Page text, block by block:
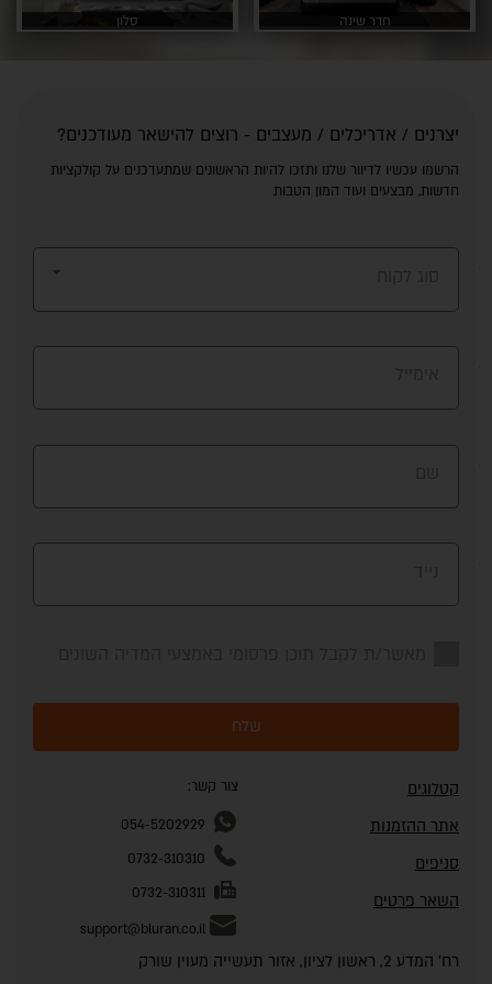
חדר שינה סלון
יצרנים / אדריכלים / מעצבים - רוצים להישאר מעודכנים?
הרשמו עכשיו לדיוור שלנו ותזכו להיות הראשונים שמתעדכנים על קולקציות
חדשות, מבצעים ועוד המון הטבות
שלח
קטלוגים
אתר ההזמנות
סניפים
השאר פרטים
צור קשר:
054-5202929
0732-310310
0732-310311
support@bluran.co.il
רח' המדע 2, ראשון לציון, אזור תעשייה מעוין שורק